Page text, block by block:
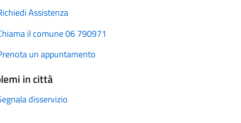
Assistenza
il comune 06 790971
un appuntamento
in città
disservizio